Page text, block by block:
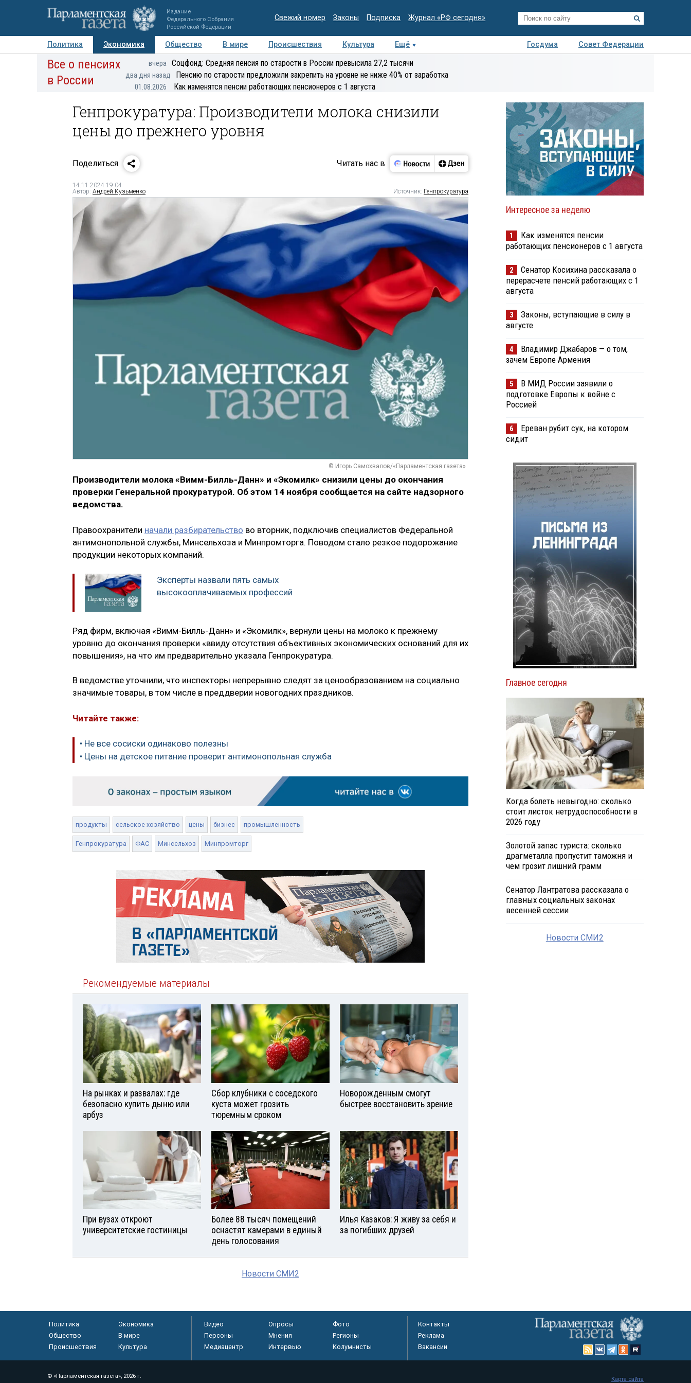
Издание
Федерального Собрания
Российской Федерации
Свежий номер Законы Подписка Журнал «РФ сегодня»
Политика Экономика Общество В мире Происшествия Культура Ещё Госдума
Совет Федерации
Авторы Персоны Мнения Регионы Медиацентр Интервью Колумнисты
экспертиза
Все о пенсиях
в России
вчера Соцфонд: Средняя пенсия по старости в России превысила 27,2 тысячи
два дня назад Пенсию по старости предложили закрепить на уровне не ниже 40% от заработка
01.08.2026 Как изменятся пенсии работающих пенсионеров с 1 августа
Генпрокуратура: Производители молока снизили
цены до прежнего уровня
Поделиться Читать нас в
14.11.2024 19:04
Автор: Андрей Кузьменко Источник: Генпрокуратура
© Игорь Самохвалов/«Парламентская газета»
Производители молока «Вимм-Билль-Данн» и «Экомилк» снизили цены до окончания
проверки Генеральной прокуратурой. Об этом 14 ноября сообщается на сайте надзорного
ведомства.
Правоохранители начали разбирательство во вторник, подключив специалистов Федеральной
антимонопольной службы, Минсельхоза и Минпромторга. Поводом стало резкое подорожание
продукции некоторых компаний.
Эксперты назвали пять самых
высокооплачиваемых профессий
Ряд фирм, включая «Вимм-Билль-Данн» и «Экомилк», вернули цены на молоко к прежнему
уровню до окончания проверки «ввиду отсутствия объективных экономических оснований для их
повышения», на что им предварительно указала Генпрокуратура.
В ведомстве уточнили, что инспекторы непрерывно следят за ценообразованием на социально
значимые товары, в том числе в преддверии новогодних праздников.
Читайте также:
• Не все сосиски одинаково полезны
• Цены на детское питание проверит антимонопольная служба
продукты сельское хозяйство цены бизнес промышленность
Генпрокуратура ФАС Минсельхоз Минпромторг
Рекомендуемые материалы
На рынках и развалах: где
безопасно купить дыню или
арбуз
Сбор клубники с соседского
куста может грозить
тюремным сроком
Новорожденным смогут
быстрее восстановить зрение
При вузах откроют
университетские гостиницы
Более 88 тысяч помещений
оснастят камерами в единый
день голосования
Илья Казаков: Я живу за себя и
за погибших друзей
Новости СМИ2
Интересное за неделю
1
Как изменятся пенсии
работающих пенсионеров с 1 августа
2
Сенатор Косихина рассказала о
перерасчете пенсий работающих с 1
августа
3
Законы, вступающие в силу в
августе
4
Владимир Джабаров — о том,
зачем Европе Армения
5
В МИД России заявили о
подготовке Европы к войне с
Россией
6
Ереван рубит сук, на котором
сидит
Главное сегодня
Когда болеть невыгодно: сколько
стоит листок нетрудоспособности в
2026 году
Золотой запас туриста: сколько
драгметалла пропустит таможня и
чем грозит лишний грамм
Сенатор Лантратова рассказала о
главных социальных законах
весенней сессии
Новости СМИ2
Политика
Экономика
Общество
В мире
Происшествия
Культура
Видео Опросы
Фото
Персоны
Мнения
Регионы
Медиацентр
Интервью Колумнисты
Контакты
Реклама
Вакансии
© «Парламентская газета», 2026 г. Карта сайта